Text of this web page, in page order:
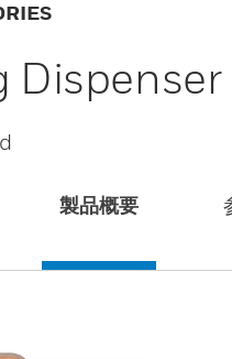
Dispenser
製品概要